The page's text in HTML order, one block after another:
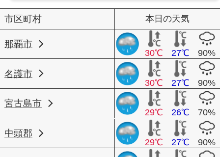
市区町村 本日の天気
那覇市
30℃ 27℃ 90%
名護市
30℃ 27℃ 90%
宮古島市
29℃ 26℃ 70%
中頭郡
29℃ 27℃ 90%